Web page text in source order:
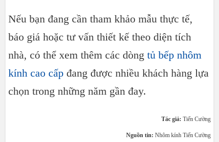
Nếu bạn đang cần tham khảo mẫu thực tế,
báo giá hoặc tư vấn thiết kế theo diện tích
nhà, có thể xem thêm các dòng tủ bếp nhôm
kính cao cấp đang được nhiều khách hàng lựa
chọn trong những năm gần đay.
Tác giả: Tiến Cường
Nguồn tin: Nhôm kính Tiến Cường